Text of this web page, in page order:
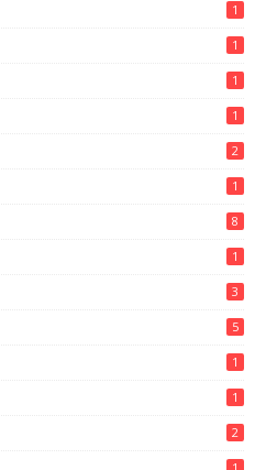
1
1
1
1
2
1
8
1
3
5
1
1
2